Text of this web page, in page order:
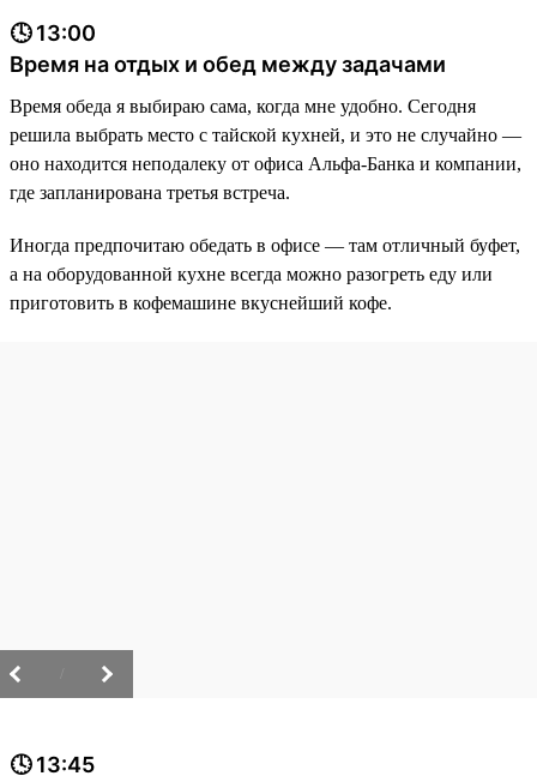
🕓 13:00
Время на отдых и обед между задачами
Время обеда я выбираю сама, когда мне удобно. Сегодня
решила выбрать место с тайской кухней, и это не случайно —
оно находится неподалеку от офиса Альфа-Банка и компании,
где запланирована третья встреча.
Иногда предпочитаю обедать в офисе — там отличный буфет,
а на оборудованной кухне всегда можно разогреть еду или
приготовить в кофемашине вкуснейший кофе.
🕓 13:45